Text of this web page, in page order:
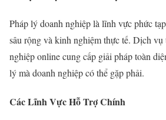
Pháp lý doanh nghiệp là lĩnh vực phức
sâu rộng và kinh nghiệm thực tế. Dịch vụ
nghiệp online cung cấp giải pháp toàn
lý mà doanh nghiệp có thể gặp phải.
Các Lĩnh Vực Hỗ Trợ Chính